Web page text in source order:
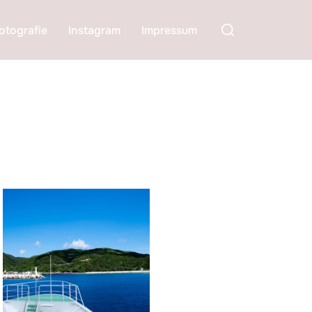
Instagram Impressum
Suchen